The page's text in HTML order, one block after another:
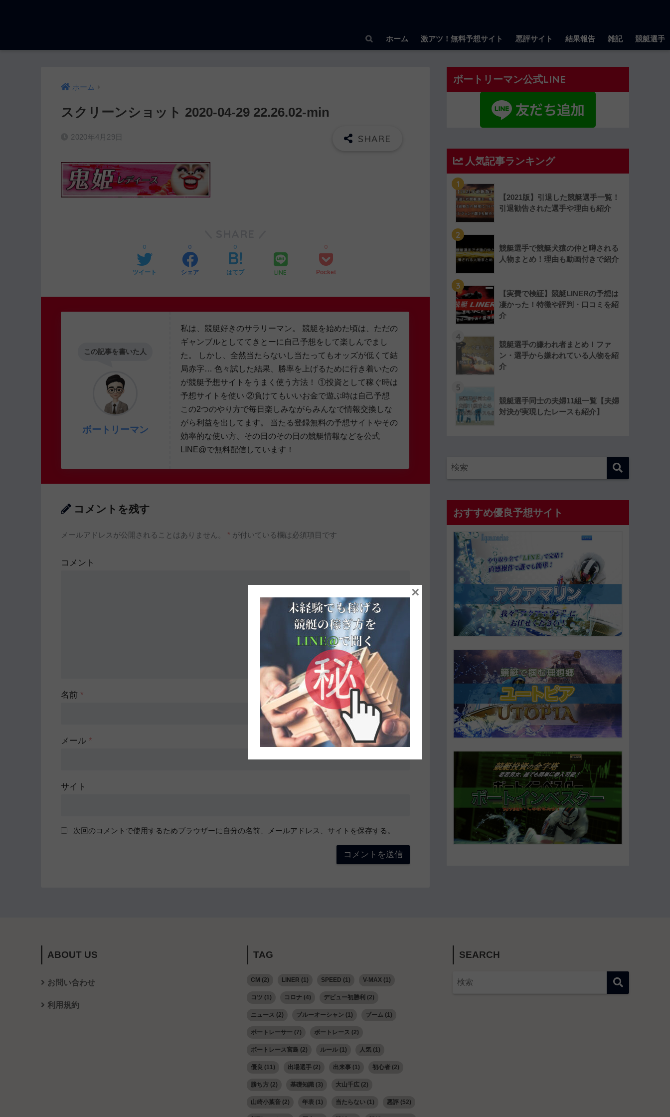
ホーム 激アツ！無料予想サイト 悪評サイト 結果報告 雑記 競艇選手
ホーム
スクリーンショット 2020-04-29 22.26.02-min
2020年4月29日
ツイート
0
シェア
0
はてブ
0
LINE Pocket
0
この記事を書いた人
ボートリーマン
私は、競艇好きのサラリーマン。 競艇を始めた頃は、ただの
ギャンブルとしててきとーに自己予想をして楽しんでまし
た。 しかし、全然当たらないし当たってもオッズが低くて結
局赤字… 色々試した結果、勝率を上げるために行き着いたの
が競艇予想サイトをうまく使う方法！ ①投資として稼ぐ時は
予想サイトを使い ②負けてもいいお金で遊ぶ時は自己予想
この2つのやり方で毎日楽しみながらみんなで情報交換しな
がら利益を出してます。 当たる登録無料の予想サイトやその
効率的な使い方、その日のその日の競艇情報などを公式
LINE@で無料配信しています！
コメントを残す
メールアドレスが公開されることはありません。 * が付いている欄は必須項目です
コメント
名前 *
メール *
サイト
次回のコメントで使用するためブラウザーに自分の名前、メールアドレス、サイトを保存する。
ボートリーマン公式LINE
人気記事ランキング
1
【2021版】引退した競艇選手一覧！
引退勧告された選手や理由も紹介
2
競艇選手で競艇犬猿の仲と噂される
人物まとめ！理由も動画付きで紹介
3
【実費で検証】競艇LINERの予想は
凄かった！特徴や評判・口コミを紹
介
4
競艇選手の嫌われ者まとめ！ファ
ン・選手から嫌われている人物を紹
介
5
競艇選手同士の夫婦11組一覧【夫婦
対決が実現したレースも紹介】
おすすめ優良予想サイト
ABOUT US
お問い合わせ
利用規約
TAG
CM (2) LINER (1) SPEED (1) V-MAX (1)
コツ (1) コロナ (4) デビュー初勝利 (2)
ニュース (2) ブルーオーシャン (1) ブーム (1)
ボートレーサー (7) ボートレース (2)
ボートレース宮島 (2) ルール (1) 人気 (1)
優良 (11) 出場選手 (2) 出来事 (1) 初心者 (2)
勝ち方 (2) 基礎知識 (3) 大山千広 (2)
山崎小葉音 (2) 年表 (1) 当たらない (1) 悪評 (52)
SEARCH
×